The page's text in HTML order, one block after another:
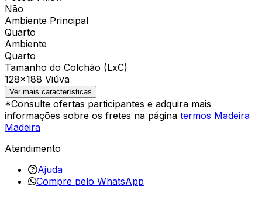
Não
Ambiente Principal
Quarto
Ambiente
Quarto
Tamanho do Colchão (LxC)
128×188 Viúva
Ver mais características
*Consulte ofertas participantes e adquira mais
informações sobre os fretes na página termos Madeira
Madeira
Atendimento
Ajuda
Compre pelo WhatsApp